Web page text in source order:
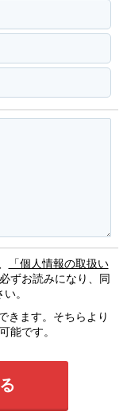
「個人情報の取扱い
ずお読みになり、同
。
きます。そちらより
能です。